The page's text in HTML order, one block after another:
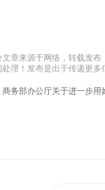
文章来源于网络，转载发
理！发布是出于传递更多
商务部办公厅关于进一步